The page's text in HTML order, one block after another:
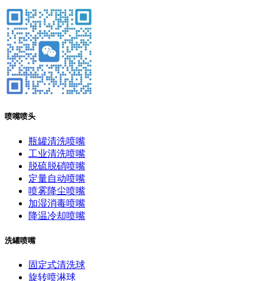
喷嘴喷头
瓶罐清洗喷嘴
工业清洗喷嘴
脱硫脱硝喷嘴
定量自动喷嘴
喷雾降尘喷嘴
加湿消毒喷嘴
降温冷却喷嘴
洗罐喷嘴
固定式清洗球
旋转喷淋球